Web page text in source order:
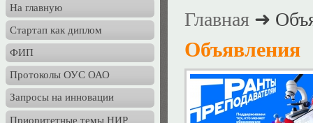
На главную
Стартап как диплом
ФИП
Протоколы ОУС ОАО
Запросы на инновации
Приоритетные темы НИР
Главная ➜
Объявления